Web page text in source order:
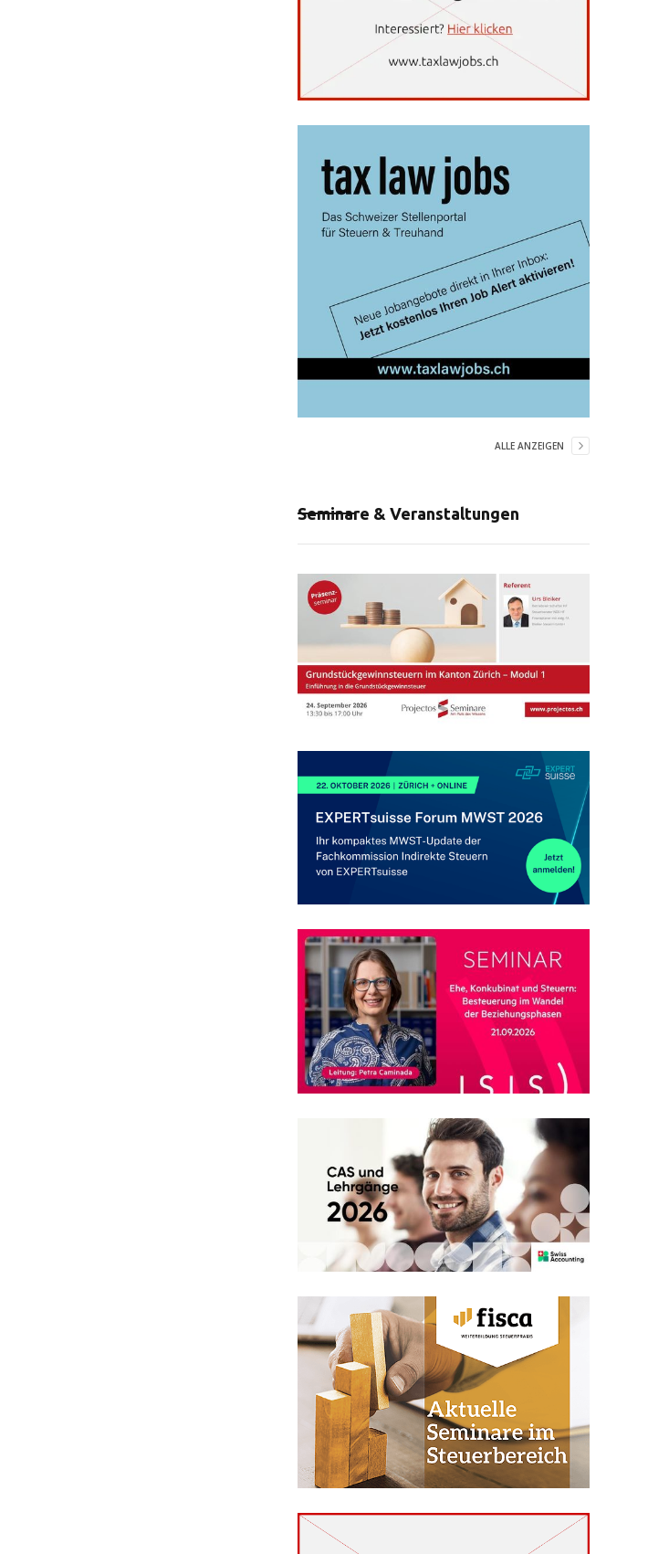
ALLE ANZEIGEN
Seminare & Veranstaltungen